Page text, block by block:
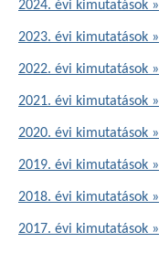
2024. évi kimutatások »
2023. évi kimutatások »
2022. évi kimutatások »
2021. évi kimutatások »
2020. évi kimutatások »
2019. évi kimutatások »
2018. évi kimutatások »
2017. évi kimutatások »